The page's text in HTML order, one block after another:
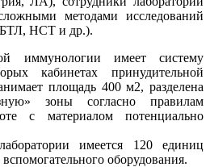
методами исследований
НСТ и др.).
иммунологии имеет систему
кабинетах принудительной
площадь 400 м2, разделена
зоны согласно правилам
с материалом потенциально
имеется 120 единиц
оборудования.